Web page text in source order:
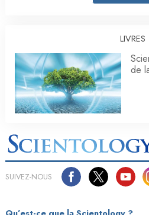
LIVRES
de
SUIVEZ-NOUS